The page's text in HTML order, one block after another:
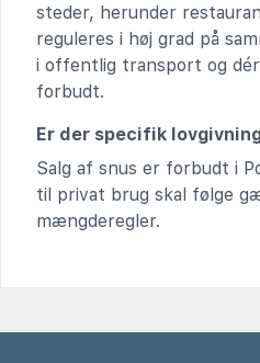
steder, herunder
reguleres i høj grad på
i offentlig transport og
forbudt.
Er der specifik
Salg af snus er forbudt i
til privat brug skal følge
mængderegler.